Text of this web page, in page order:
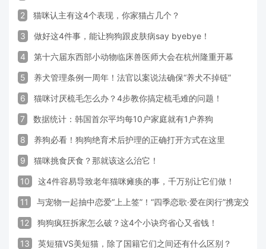
2 猫咪认主有这4个表现，你家猫占几个？
3 做好这4件事，能让狗狗跟皮肤病say byebye！
4 第十六届东西部小动物临床兽医师大会在杭州隆重开幕
5 养犬管理条例一周年！法官以案说法确保“养犬不掉链”
6 猫咪讨厌梳毛怎么办？4步教你搞定梳毛难的问题！
7 数据统计：韩国首尔平均每10户家庭就有1户养狗
8 养狗必看！狗狗绝育术后护理的正确打开方式在这里
9 猫咪挑食厌食？那就该这么治它！
10 这4件容易导致老年猫咪瘫痪的事，千万别让它们做！
11 与宠物一起抽中恋爱“上上签”！“四季恋歌·爱在闵行”携宠交友
12 狗狗疯狂拆家怎么破？这4个小诀窍省心又省钱！
13 英短猫VS美短猫，除了国籍它们之间还有什么区别？